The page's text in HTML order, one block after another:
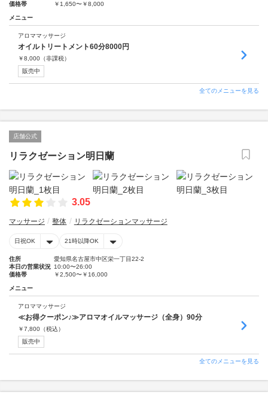
価格帯
￥1,650〜￥8,000
メニュー
アロママッサージ
オイルトリートメント60分8000円
￥8,000 （非課税）
販売中
全てのメニューを見る
店舗公式
リラクゼーション明日蘭
3.05
マッサージ 整体 リラクゼーションマッサージ
日祝OK 21時以降OK
住所
愛知県名古屋市中区栄一丁目22-2
本日の営業状況 10:00〜26:00
価格帯
￥2,500〜￥16,000
メニュー
アロママッサージ
≪お得クーポン♪≫アロマオイルマッサージ（全身）90分
￥7,800 （税込）
販売中
全てのメニューを見る